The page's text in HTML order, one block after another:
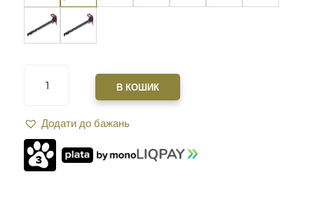
ЗВЕДЕННЯ
2.0
ДВОСТОРОННЯ
AR15.
BLACK
В КОШИК
Додати до бажань